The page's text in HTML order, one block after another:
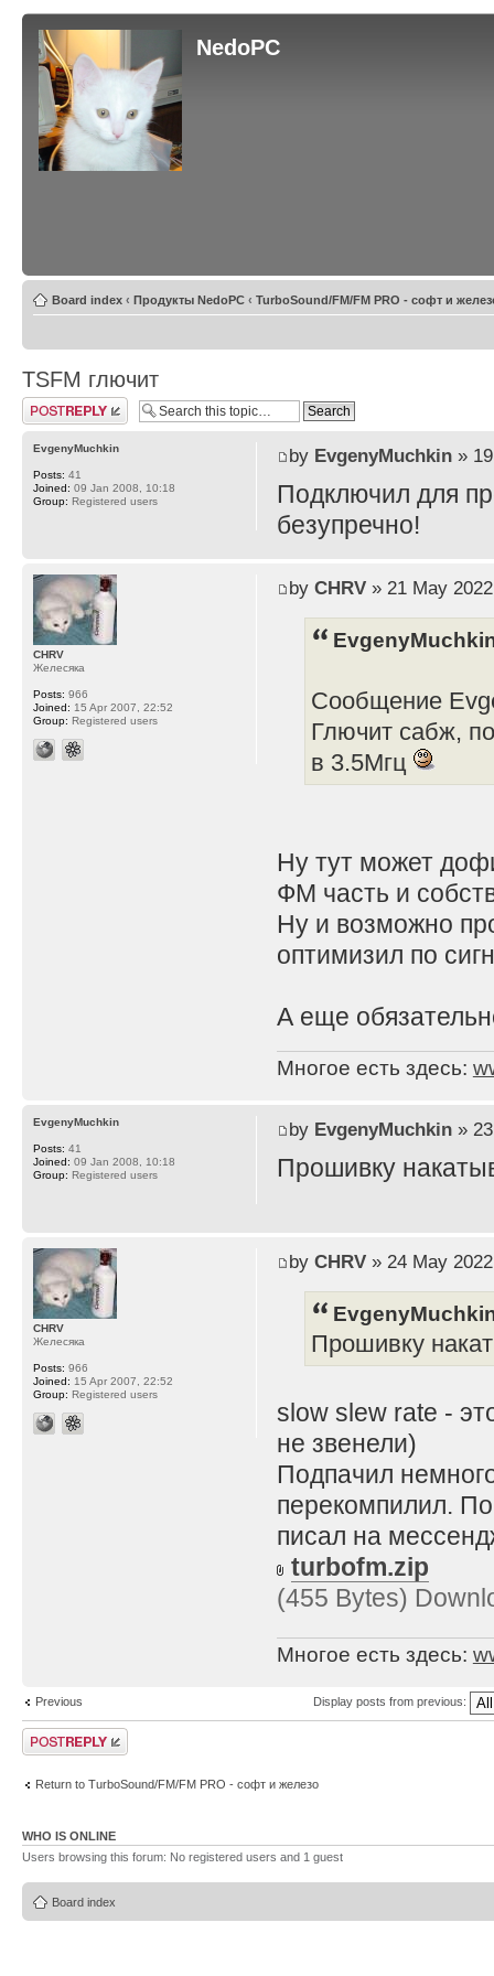
NedoPC
Board index ‹ Продукты NedoPC ‹ TurboSound/FM/FM PRO - софт и
TSFM глючит
Post a reply
by EvgenyMuchkin» 19
Подключил для
безупречно!
EvgenyMuchkin
Posts: 41
Joined: 09 Jan 2008, 10:18
Group: Registered users
by CHRV» 21 May
Сообщение
Глючит сабж,
в 3.5Мгц
Ну тут может
ФМ часть и
Ну и возможно
оптимизил по
А еще
Многое есть здесь:
CHRV
Желесяка
Posts: 966
Joined: 15 Apr 2007, 22:52
Group: Registered users
by EvgenyMuchkin» 23
Прошивку
EvgenyMuchkin
Posts: 41
Joined: 09 Jan 2008, 10:18
Group: Registered users
by CHRV» 24 May
Прошивку
slow slew rate -
не звенели)
Подпачил
перекомпилил.
писал на
turbofm.zip
(455 Bytes)
Многое есть здесь:
CHRV
Желесяка
Posts: 966
Joined: 15 Apr 2007, 22:52
Group: Registered users
Previous Display posts from previous:
Post a reply
Return to TurboSound/FM/FM PRO - софт и железо
WHO IS ONLINE
Users browsing this forum: No registered users and 1 guest
Board index